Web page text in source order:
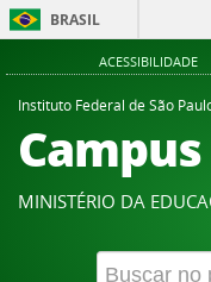
BRASIL
ACESSIBILIDADE
Instituto Federal de São
MINISTÉRIO DA